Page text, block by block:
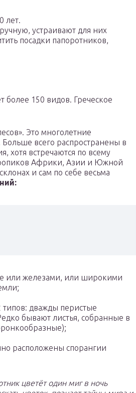
лет.
устраивают для них
посадки папоротников,
150 видов. Греческое
Это многолетние
всего распространены в
хотя встречаются по всему
Африки, Азии и Южной
и сам по себе весьма
или железами, или широкими
типов: дважды перистые
бывают листья, собранные в
расположены спорангии
цветёт один миг в ночь